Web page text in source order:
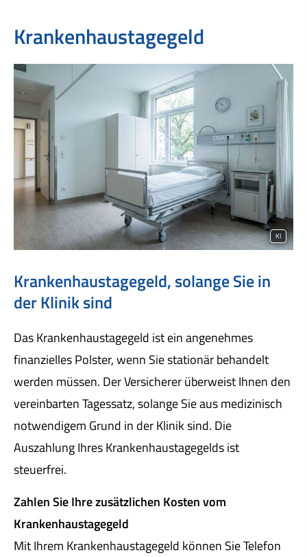
Krankenhaustagegeld
KI
Krankenhaustagegeld, solange Sie in
der Klinik sind
Das Krankenhaustagegeld ist ein angenehmes
finanzielles Polster, wenn Sie stationär behandelt
werden müssen. Der Versicherer überweist Ihnen den
vereinbarten Tagessatz, solange Sie aus medizinisch
notwendigem Grund in der Klinik sind. Die
Auszahlung Ihres Krankenhaustagegelds ist
steuerfrei.
Zahlen Sie Ihre zusätzlichen Kosten vom
Krankenhaustagegeld
Mit Ihrem Krankenhaustagegeld können Sie Telefon